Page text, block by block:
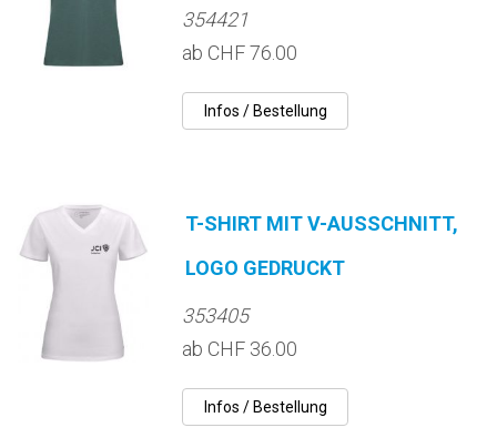
354421
ab CHF 76.00
T-SHIRT MIT V-AUSSCHNITT,
LOGO GEDRUCKT
353405
ab CHF 36.00